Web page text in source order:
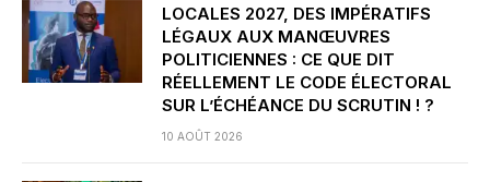
LOCALES 2027, DES IMPÉRATIFS
LÉGAUX AUX MANŒUVRES
POLITICIENNES : CE QUE DIT
RÉELLEMENT LE CODE ÉLECTORAL
SUR L’ÉCHÉANCE DU SCRUTIN ! ?
10 AOÛT 2026